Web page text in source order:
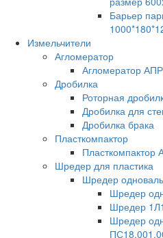
Барьер
Измельчители
Агломератор
Агломератор АПР
Дробилка
Роторная
Дробилка для
Дробилка брака
Пласткомпактор
Пласткомпактор
Шредер для пластика
Шредер
Шредер
Шредер
Шредер